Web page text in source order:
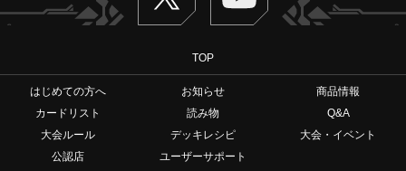
TOP
はじめての方へ お知らせ
商品情報
カードリスト
読み物
Q&A
大会ルール
デッキレシピ
大会・イベント
公認店
ユーザーサポート